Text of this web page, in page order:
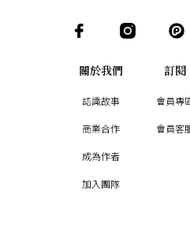
關於我們
認識故事
商業合作
成為作者
加入團隊
訂閱
會員專
會員客